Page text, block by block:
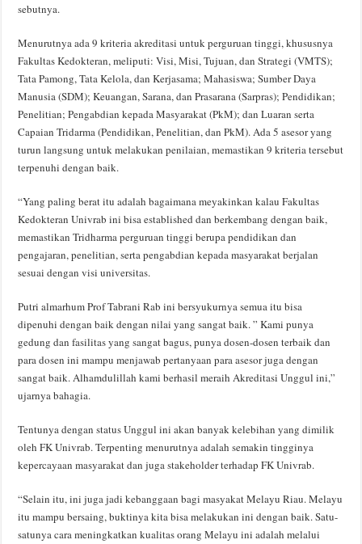
sebutnya.
Menurutnya ada 9 kriteria akreditasi untuk perguruan tinggi, khususnya
Fakultas Kedokteran, meliputi: Visi, Misi, Tujuan, dan Strategi (VMTS);
Tata Pamong, Tata Kelola, dan Kerjasama; Mahasiswa; Sumber Daya
Manusia (SDM); Keuangan, Sarana, dan Prasarana (Sarpras); Pendidikan;
Penelitian; Pengabdian kepada Masyarakat (PkM); dan Luaran serta
Capaian Tridarma (Pendidikan, Penelitian, dan PkM). Ada 5 asesor yang
turun langsung untuk melakukan penilaian, memastikan 9 kriteria tersebut
terpenuhi dengan baik.
“Yang paling berat itu adalah bagaimana meyakinkan kalau Fakultas
Kedokteran Univrab ini bisa established dan berkembang dengan baik,
memastikan Tridharma perguruan tinggi berupa pendidikan dan
pengajaran, penelitian, serta pengabdian kepada masyarakat berjalan
sesuai dengan visi universitas.
Putri almarhum Prof Tabrani Rab ini bersyukurnya semua itu bisa
dipenuhi dengan baik dengan nilai yang sangat baik. ” Kami punya
gedung dan fasilitas yang sangat bagus, punya dosen-dosen terbaik dan
para dosen ini mampu menjawab pertanyaan para asesor juga dengan
sangat baik. Alhamdulillah kami berhasil meraih Akreditasi Unggul ini,”
ujarnya bahagia.
Tentunya dengan status Unggul ini akan banyak kelebihan yang dimilik
oleh FK Univrab. Terpenting menurutnya adalah semakin tingginya
kepercayaan masyarakat dan juga stakeholder terhadap FK Univrab.
“Selain itu, ini juga jadi kebanggaan bagi masyakat Melayu Riau. Melayu
itu mampu bersaing, buktinya kita bisa melakukan ini dengan baik. Satu-
satunya cara meningkatkan kualitas orang Melayu ini adalah melalui